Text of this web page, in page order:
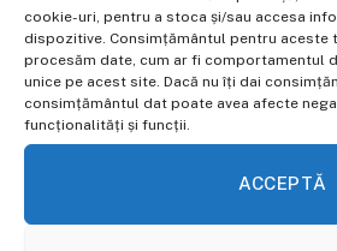
cookie-uri, pentru a stoca și/sau accesa
dispozitive. Consimțământul pentru aceste
procesăm date, cum ar fi comportamentul
unice pe acest site. Dacă nu îți dai
consimțământul dat poate avea afecte
funcționalități și funcții.
ACCEPTĂ
Facebook Email